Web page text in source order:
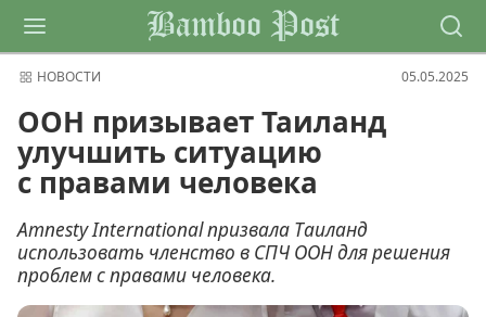
Bamboo Post
НОВОСТИ 05.05.2025
ООН призывает Таиланд
улучшить ситуацию
с правами человека
Amnesty International призвала Таиланд
использовать членство в СПЧ ООН для решения
проблем с правами человека.